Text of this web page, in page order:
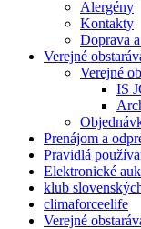
Alergény
Kontakty
Doprava
Verejné
Verejné
IS
Prenájom a
Pravidlá
Elektronické
klub
climaforceelife
Verejné